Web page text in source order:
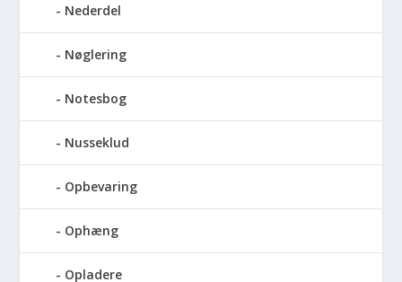
Nederdel
Nøglering
Notesbog
Nusseklud
Opbevaring
Ophæng
Opladere